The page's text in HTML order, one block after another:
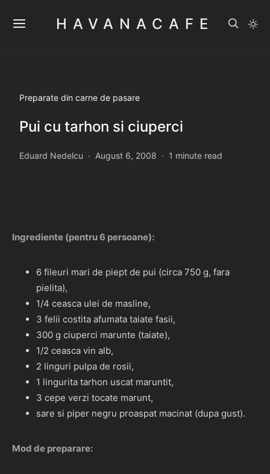
HAVANACAFE
Preparate din carne de pasare
Pui cu tarhon si ciuperci
Eduard Nedelcu August 6, 2008 1 minute read
Ingrediente (pentru 6 persoane):
6 fileuri mari de piept de pui (circa 750 g, fara
pielita),
1/4 ceasca ulei de masline,
3 felii costita afumata taiate fasii,
300 g ciuperci marunte (taiate),
1/2 ceasca vin alb,
2 linguri pulpa de rosii,
1 lingurita tarhon uscat maruntit,
3 cepe verzi tocate marunt,
sare si piper negru proaspat macinat (dupa gust).
Mod de preparare: